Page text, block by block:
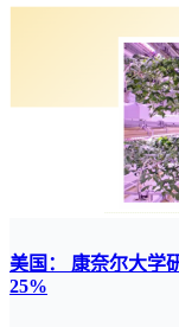
美国： 康奈尔大学
25%